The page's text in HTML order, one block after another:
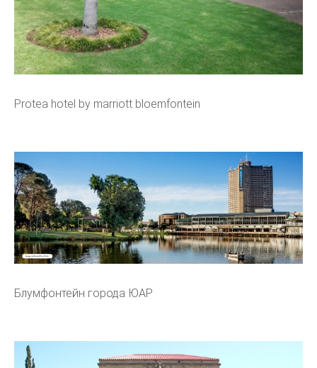
Protea hotel by marriott bloemfontein
Блумфонтейн города ЮАР